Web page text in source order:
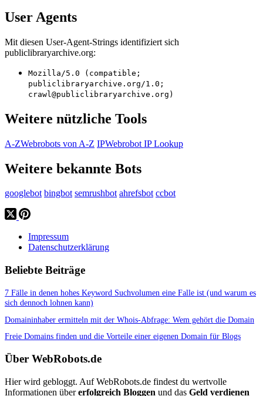
User Agents
Mit diesen User-Agent-Strings identifiziert sich
publiclibraryarchive.org:
Mozilla/5.0 (compatible;
publiclibraryarchive.org/1.0;
crawl@publiclibraryarchive.org)
Weitere nützliche Tools
A-ZWebrobots von A-Z IPWebrobot IP Lookup
Weitere bekannte Bots
googlebot bingbot semrushbot ahrefsbot ccbot
Impressum
Datenschutzerklärung
Beliebte Beiträge
7 Fälle in denen hohes Keyword Suchvolumen eine Falle ist (und warum es
sich dennoch lohnen kann)
Domaininhaber ermitteln mit der Whois-Abfrage: Wem gehört die Domain
Freie Domains finden und die Vorteile einer eigenen Domain für Blogs
Über WebRobots.de
Hier wird gebloggt. Auf WebRobots.de findest du wertvolle
Informationen übererfolgreich Bloggen und das Geld verdienen